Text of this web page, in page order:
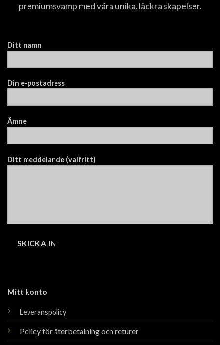
premiumsvamp med våra unika, läckra skapelser.
Mitt konto
Leveranspolicy
Policy för återbetalning och returer
Ditt namn
Din e-postadress
Ämne
Ditt meddelande (valfritt)